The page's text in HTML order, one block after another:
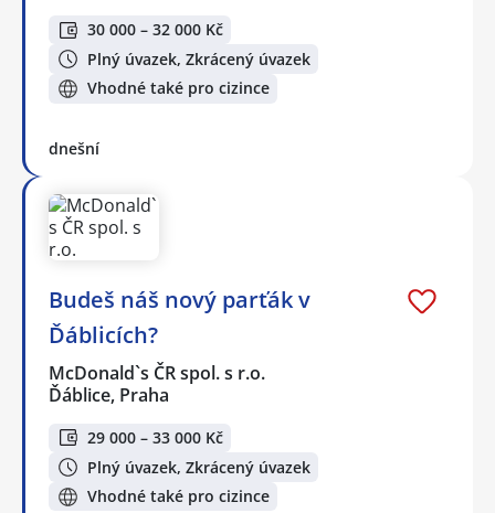
30 000 – 32 000 Kč
Plný úvazek, Zkrácený úvazek
Vhodné také pro cizince
dnešní
Budeš náš nový parťák v
Ďáblicích?
McDonald`s ČR spol. s r.o.
Ďáblice, Praha
29 000 – 33 000 Kč
Plný úvazek, Zkrácený úvazek
Vhodné také pro cizince